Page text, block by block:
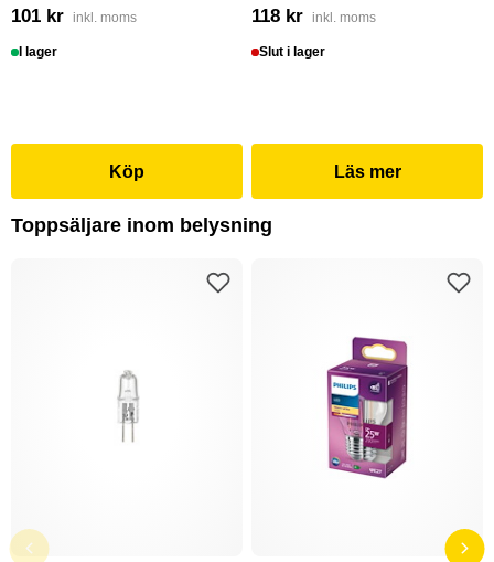
101 kr inkl. moms
I lager
Köp
118 kr inkl. moms
Slut i lager
Läs mer
Toppsäljare inom belysning